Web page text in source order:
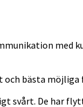
och bästa
svårt. De har